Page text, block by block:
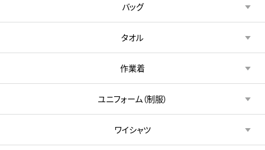
バッグ
タオル
作業着
ユニフォーム（制服）
ワイシャツ